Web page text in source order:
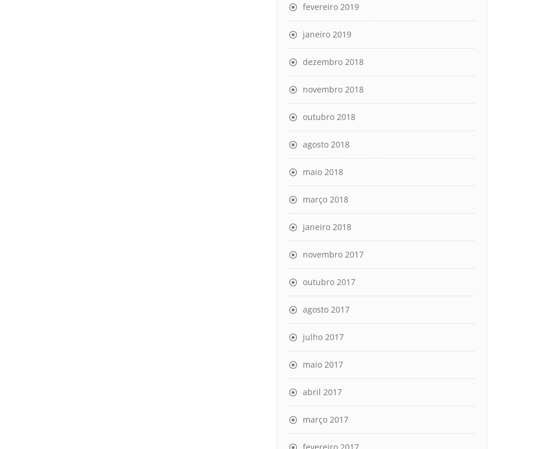
fevereiro 2019
janeiro 2019
dezembro 2018
novembro 2018
outubro 2018
agosto 2018
maio 2018
março 2018
janeiro 2018
novembro 2017
outubro 2017
agosto 2017
julho 2017
maio 2017
abril 2017
março 2017